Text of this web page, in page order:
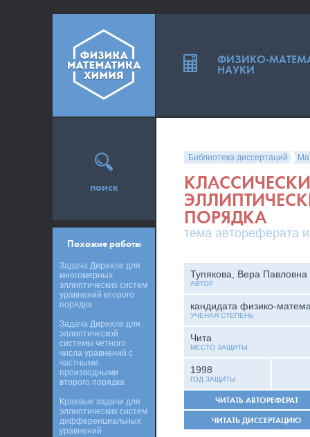
Библиотека диссертаций
ПОРЯДКА
тема автореферата
Тупякова, Вера Павловна
АВТОР
кандидата физико-
УЧЕНАЯ СТЕПЕНЬ
Чита
МЕСТО ЗАЩИТЫ
1998
ГОД ЗАЩИТЫ
ЧИТАТЬ АВТОРЕФЕРАТ
ЧИТАТЬ ДИССЕРТАЦИЮ
поиск
Похожие работы
Задача Дирихле для
многомерных
эллиптических систем
уравнений второго
порядка
Задача Дирихле для
эллиптической
системы четного
числа уравнений с
частными
производными
второго порядка
Краевые задачи для
эллиптических систем
дифференциальных
уравнений
ФИЗИКО-
НАУКИ